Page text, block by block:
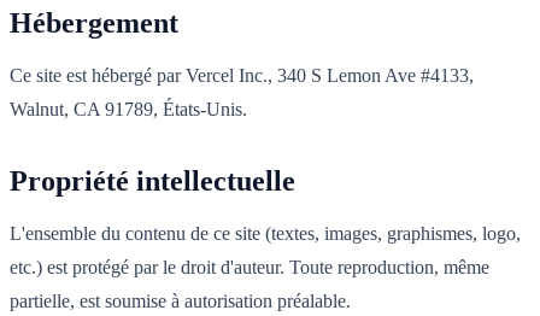
Hébergement
Ce site est hébergé par Vercel Inc., 340 S Lemon Ave #4133,
Walnut, CA 91789, États-Unis.
Propriété intellectuelle
L'ensemble du contenu de ce site (textes, images, graphismes, logo,
etc.) est protégé par le droit d'auteur. Toute reproduction, même
partielle, est soumise à autorisation préalable.